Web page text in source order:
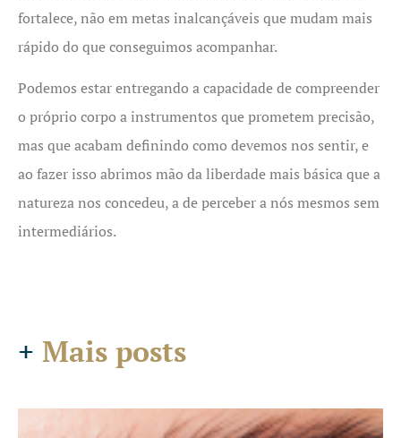
fortalece, não em metas inalcançáveis que mudam mais
rápido do que conseguimos acompanhar.
Podemos estar entregando a capacidade de compreender
o próprio corpo a instrumentos que prometem precisão,
mas que acabam definindo como devemos nos sentir, e
ao fazer isso abrimos mão da liberdade mais básica que a
natureza nos concedeu, a de perceber a nós mesmos sem
intermediários.
+ Mais posts